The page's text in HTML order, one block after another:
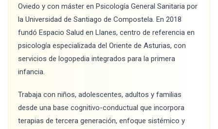
Oviedo y con máster en Psicología General Sanitaria por
la Universidad de Santiago de Compostela. En 2018
fundó Espacio Salud en Llanes, centro de referencia en
psicología especializada del Oriente de Asturias, con
servicios de logopedia integrados para la primera
infancia.
Trabaja con niños, adolescentes, adultos y familias
desde una base cognitivo-conductual que incorpora
terapias de tercera generación, enfoque sistémico y